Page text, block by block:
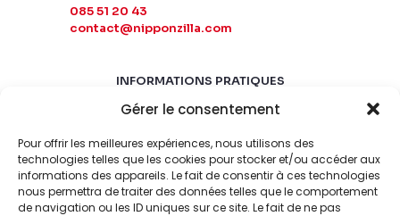
Gérer le consentement
Pour offrir les meilleures expériences, nous utilisons des
technologies telles que les cookies pour stocker et/ou accéder aux
informations des appareils. Le fait de consentir à ces technologies
nous permettra de traiter des données telles que le comportement
de navigation ou les ID uniques sur ce site. Le fait de ne pas
085 51 20 43
contact@nipponzilla.com
INFORMATIONS PRATIQUES
MARDI-SAMEDI
LUNDI-DIMANCHE
FERMÉ